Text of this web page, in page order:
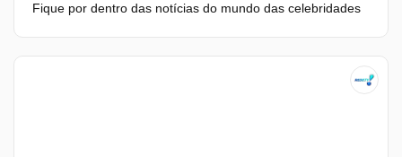
Fique por dentro das notícias do mundo das celebridades